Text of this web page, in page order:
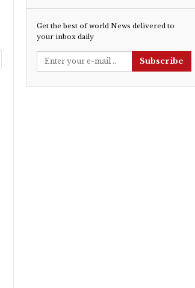
Get the best of world News delivered to
your inbox daily
Subscribe